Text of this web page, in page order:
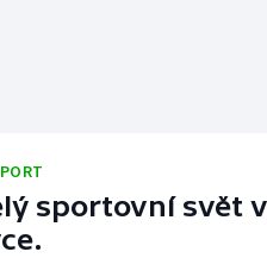
sportovní svět